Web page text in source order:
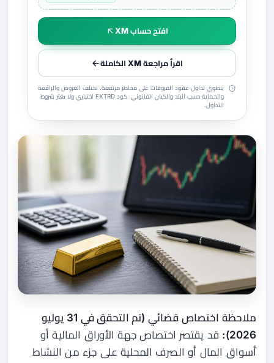
افتح حساب XM
اقرأ مراجعة XM الكاملة
ينطوي تداول عقود الفروقات على مخاطر مرتفعة. تختلف العروض والرافعة
والحماية حسب البلد والكيان القانوني. كود FXTRD اختياري ولا يغيّر شروط
التداول.
ملاحظة اختصاص قضائي (تم التحقق في 31 يوليو
2026):
قد يقتصر اختصاص جهة الأوراق المالية أو
أسواق المال أو الصرف المحلية على جزء من النشاط